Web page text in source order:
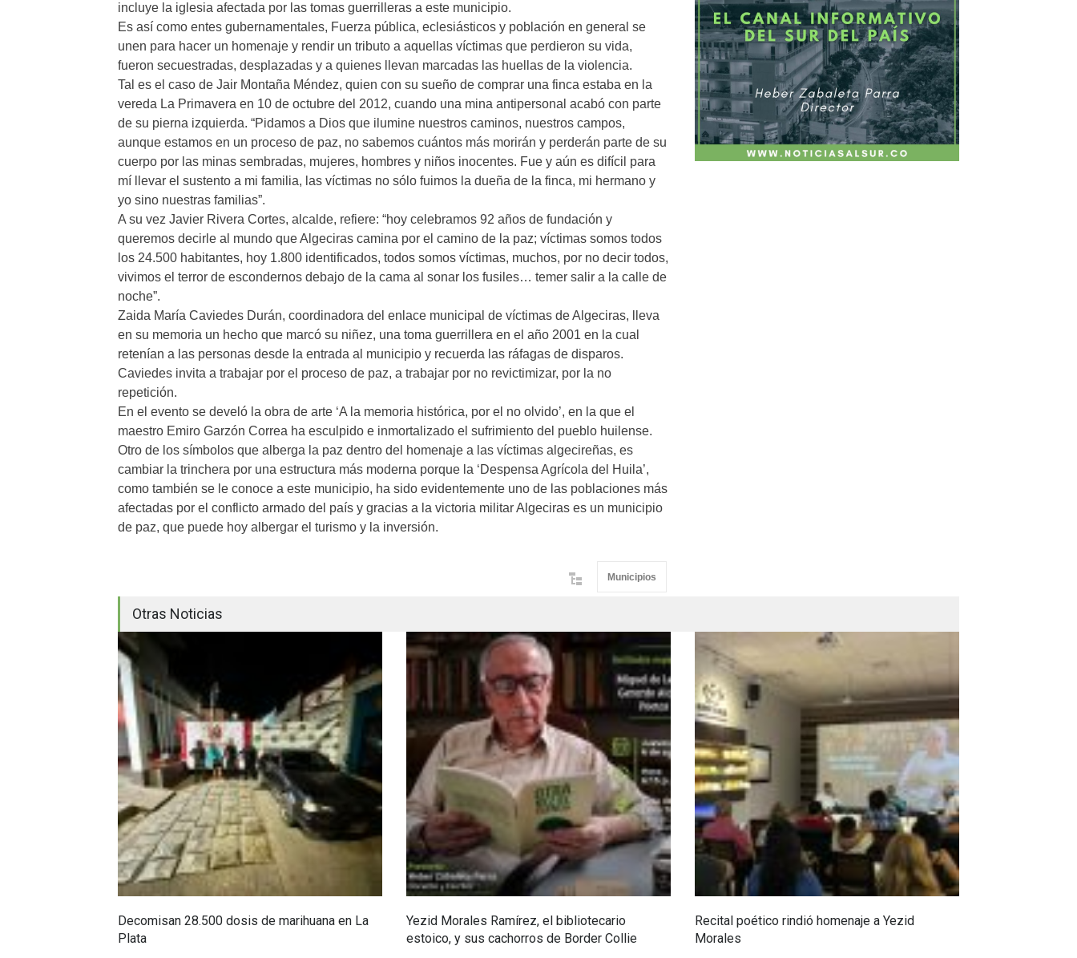
incluye la iglesia afectada por las tomas guerrilleras a este municipio.
Es así como entes gubernamentales, Fuerza pública, eclesiásticos y población en general se
unen para hacer un homenaje y rendir un tributo a aquellas víctimas que perdieron su vida,
fueron secuestradas, desplazadas y a quienes llevan marcadas las huellas de la violencia.
Tal es el caso de Jair Montaña Méndez, quien con su sueño de comprar una finca estaba en la
vereda La Primavera en 10 de octubre del 2012, cuando una mina antipersonal acabó con parte
de su pierna izquierda. “Pidamos a Dios que ilumine nuestros caminos, nuestros campos,
aunque estamos en un proceso de paz, no sabemos cuántos más morirán y perderán parte de su
cuerpo por las minas sembradas, mujeres, hombres y niños inocentes. Fue y aún es difícil para
mí llevar el sustento a mi familia, las víctimas no sólo fuimos la dueña de la finca, mi hermano y
yo sino nuestras familias”.
A su vez Javier Rivera Cortes, alcalde, refiere: “hoy celebramos 92 años de fundación y
queremos decirle al mundo que Algeciras camina por el camino de la paz; víctimas somos todos
los 24.500 habitantes, hoy 1.800 identificados, todos somos víctimas, muchos, por no decir todos,
vivimos el terror de escondernos debajo de la cama al sonar los fusiles… temer salir a la calle de
noche”.
Zaida María Caviedes Durán, coordinadora del enlace municipal de víctimas de Algeciras, lleva
en su memoria un hecho que marcó su niñez, una toma guerrillera en el año 2001 en la cual
retenían a las personas desde la entrada al municipio y recuerda las ráfagas de disparos.
Caviedes invita a trabajar por el proceso de paz, a trabajar por no revictimizar, por la no
repetición.
En el evento se develó la obra de arte ‘A la memoria histórica, por el no olvido’, en la que el
maestro Emiro Garzón Correa ha esculpido e inmortalizado el sufrimiento del pueblo huilense.
Otro de los símbolos que alberga la paz dentro del homenaje a las víctimas algecireñas, es
cambiar la trinchera por una estructura más moderna porque la ‘Despensa Agrícola del Huila’,
como también se le conoce a este municipio, ha sido evidentemente uno de las poblaciones más
afectadas por el conflicto armado del país y gracias a la victoria militar Algeciras es un municipio
de paz, que puede hoy albergar el turismo y la inversión.
Municipios
Otras Noticias
Decomisan 28.500 dosis de marihuana en La
Plata
Yezid Morales Ramírez, el bibliotecario
estoico, y sus cachorros de Border Collie
Recital poético rindió homenaje a Yezid
Morales